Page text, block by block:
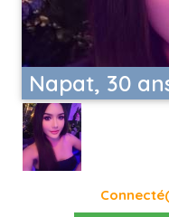
Napat, 30